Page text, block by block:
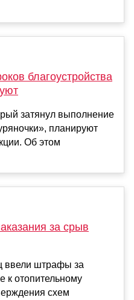
благоустройства
затянул выполнение
планируют
Об этом
за срыв
ввели штрафы за
к отопительному
схем